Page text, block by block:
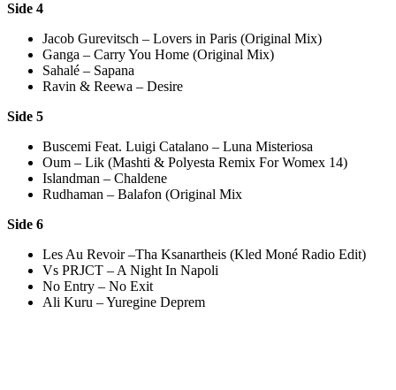
Side 4
Jacob Gurevitsch – Lovers in Paris (Original Mix)
Ganga – Carry You Home (Original Mix)
Sahalé – Sapana
Ravin & Reewa – Desire
Side 5
Buscemi Feat. Luigi Catalano – Luna Misteriosa
Oum – Lik (Mashti & Polyesta Remix For Womex 14)
Islandman – Chaldene
Rudhaman – Balafon (Original Mix
Side 6
Les Au Revoir –Tha Ksanartheis (Kled Moné Radio Edit)
Vs PRJCT – A Night In Napoli
No Entry – No Exit
Ali Kuru – Yuregine Deprem